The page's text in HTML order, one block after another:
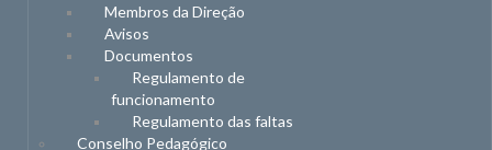
Membros da Direção
Avisos
Documentos
Regulamento de
funcionamento
Regulamento das faltas
Conselho Pedagógico